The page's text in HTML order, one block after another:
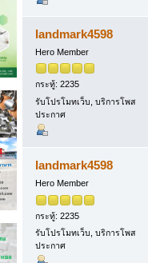
landmark4598
Hero Member
กระทู้: 2235
รับโปรโมทเว็บ, บริการโพส
ประกาศ
landmark4598
Hero Member
กระทู้: 2235
รับโปรโมทเว็บ, บริการโพส
ประกาศ